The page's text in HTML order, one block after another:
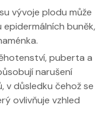
vývoje plodu může
buněk,
puberta a
narušení
v důsledku čehož se
ovlivňuje vzhled